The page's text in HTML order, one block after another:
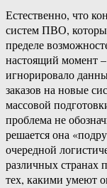
Естественно, что
систем ПВО,
пределе
настоящий момент
игнорировало
заказов на новые
массовой
проблема не
решается она
очередной
различных странах
тех, какими умеют